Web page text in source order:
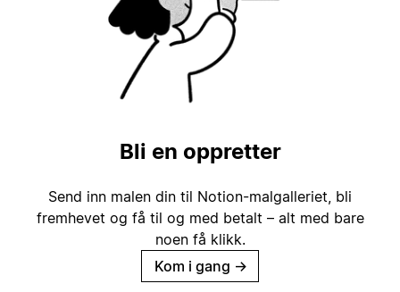
Bli en oppretter
Send inn malen din til Notion-malgalleriet, bli
fremhevet og få til og med betalt – alt med bare
noen få klikk.
Kom i gang →